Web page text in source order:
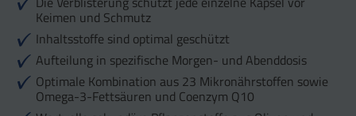
Keimen und Schmutz
Inhaltsstoffe sind optimal geschützt
Aufteilung in spezifische Morgen- und Abenddosis
Optimale Kombination aus 23 Mikronährstoffen sowie
Omega-3-Fettsäuren und Coenzym Q10